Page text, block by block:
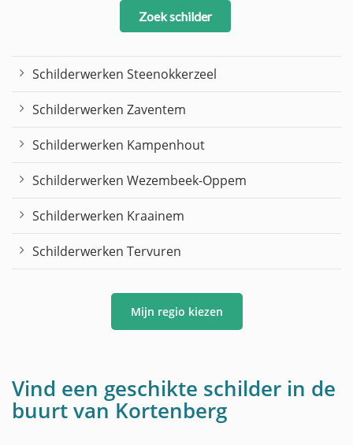
Zoek schilder
Schilderwerken Steenokkerzeel
Schilderwerken Zaventem
Schilderwerken Kampenhout
Schilderwerken Wezembeek-Oppem
Schilderwerken Kraainem
Schilderwerken Tervuren
Mijn regio kiezen
Vind een geschikte schilder in de
buurt van Kortenberg